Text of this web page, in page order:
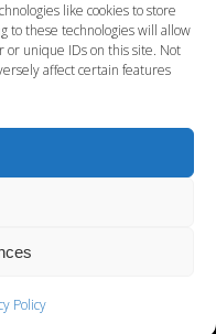
like cookies to store
to these technologies will allow
or unique IDs on this site. Not
affect certain features
Policy
rights reserved.